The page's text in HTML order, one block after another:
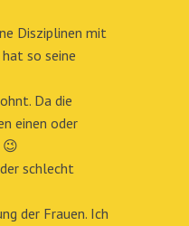
Disziplinen mit
so seine
Da die
einen oder
😉
schlecht
der Frauen. Ich